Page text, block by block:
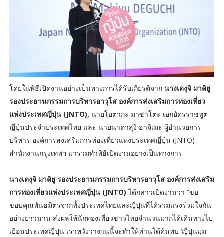
โดยในพิธีเปิดงานอย่างเป็นทางการได้รับเกียรติจาก นางเดงุจิ มาคิยู
รองประธานกรรมการบริหารอาวุโส องค์การส่งเสริมการท่องเที่ยว
แห่งประเทศญี่ปุ่น (JNTO), นายโอตากะ มาซาโตะ เอกอัครราชทูต
ญี่ปุ่นประจำประเทศไทย และ นายนาคาสุงิ ฮาจิเมะ ผู้อำนวยการ
บริหาร องค์การส่งเสริมการท่องเที่ยวแห่งประเทศญี่ปุ่น (JNTO)
สำนักงานกรุงเทพฯ มาร่วมทำพิธีเปิดงานอย่างเป็นทางการ
นางเดงุจิ มาคิยู รองประธานกรรมการบริหารอาวุโส องค์การส่งเสริม
การท่องเที่ยวแห่งประเทศญี่ปุ่น (JNTO)ได้กล่าวเปิดงานว่า “ขอ
ขอบคุณพันธมิตรจากทั้งประเทศไทยและญี่ปุ่นที่ได้ร่วมแรงร่วมใจกัน
อย่างยาวนาน ส่งผลให้นักท่องเที่ยวชาวไทยจำนวนมากได้เดินทางไป
เยือนประเทศญี่ปุ่น เราหวังว่างานนี้จะทำให้ท่านได้ค้นพบ ‘ญี่ปุ่นมุม